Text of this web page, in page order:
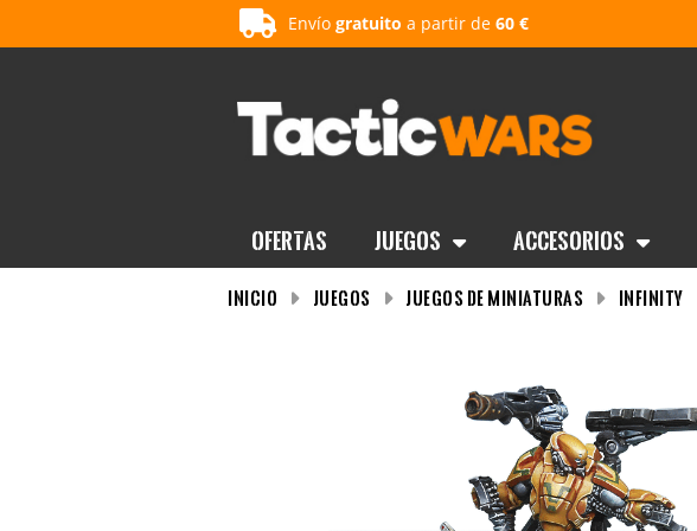
Envío gratuito a partir de 60 €
OFERTAS Juegos Accesorios
INICIO Juegos Juegos de miniaturas Infinity